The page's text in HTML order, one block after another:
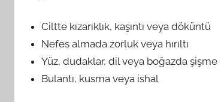
Ciltte kızarıklık, kaşıntı veya döküntü
Nefes almada zorluk veya hırıltı
Yüz, dudaklar, dil veya boğazda şişme
Bulantı, kusma veya ishal